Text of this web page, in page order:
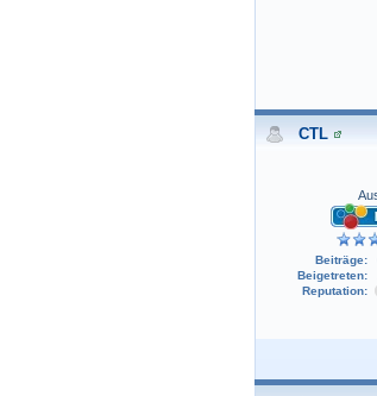
CTL
Beiträge:
Beigetreten:
Reputation: